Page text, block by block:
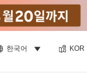
한국어 KOR